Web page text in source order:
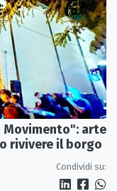
Movimento": arte
rivivere il borgo
Condividi su: